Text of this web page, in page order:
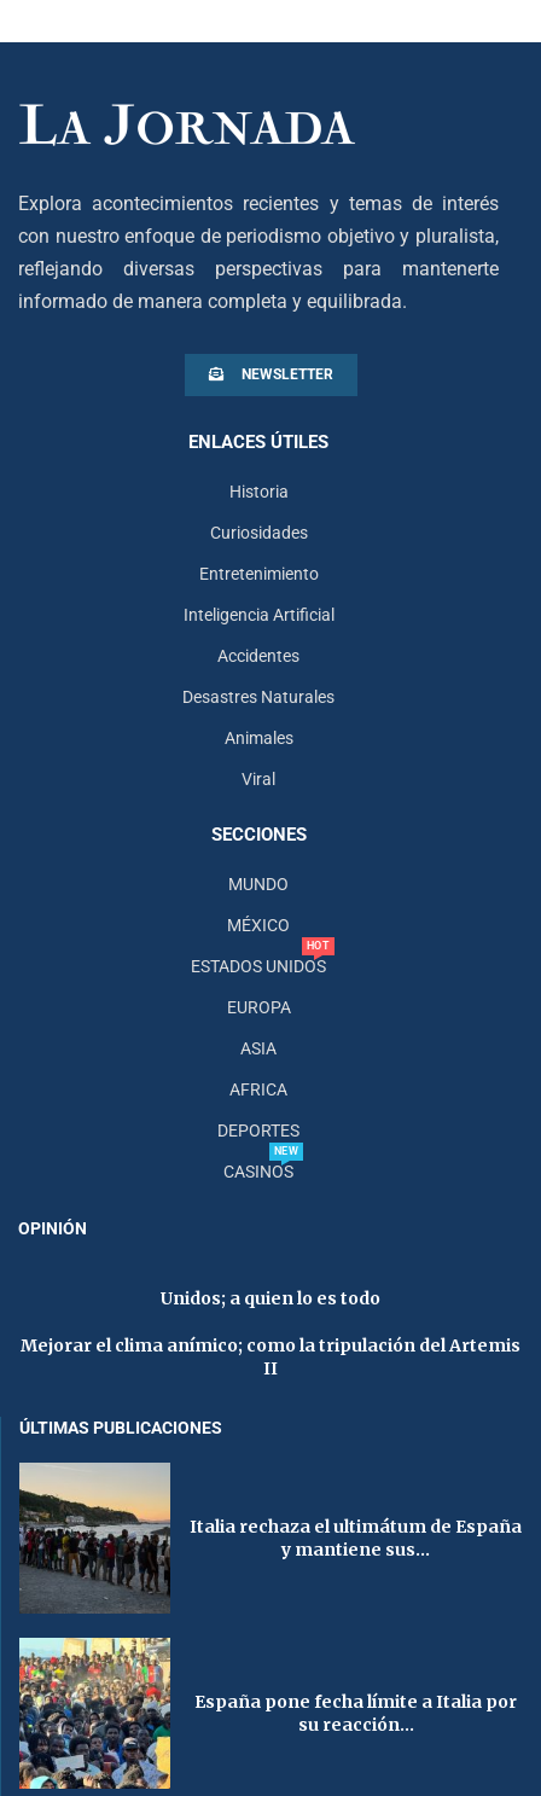
Explora acontecimientos recientes y temas de interés
con nuestro enfoque de periodismo objetivo y pluralista,
reflejando diversas perspectivas para mantenerte
informado de manera completa y equilibrada.
NEWSLETTER
ENLACES ÚTILES
Historia
Curiosidades
Entretenimiento
Inteligencia Artificial
Accidentes
Desastres Naturales
Animales
Viral
SECCIONES
MUNDO
MÉXICO
ESTADOS UNIDOS
HOT
EUROPA
ASIA
AFRICA
DEPORTES
CASINOS
NEW
OPINIÓN
Unidos; a quien lo es todo
Mejorar el clima anímico; como la tripulación del Artemis
II
ÚLTIMAS PUBLICACIONES
Italia rechaza el ultimátum de España
y mantiene sus...
España pone fecha límite a Italia por
su reacción...